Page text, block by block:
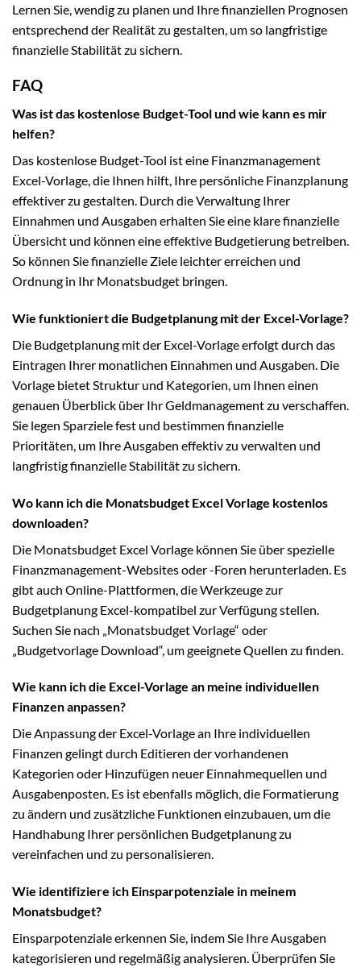
Lernen Sie, wendig zu planen und Ihre finanziellen Prognosen
entsprechend der Realität zu gestalten, um so langfristige
finanzielle Stabilität zu sichern.
FAQ
Was ist das kostenlose Budget-Tool und wie kann es mir
helfen?
Das kostenlose Budget-Tool ist eine Finanzmanagement
Excel-Vorlage, die Ihnen hilft, Ihre persönliche Finanzplanung
effektiver zu gestalten. Durch die Verwaltung Ihrer
Einnahmen und Ausgaben erhalten Sie eine klare finanzielle
Übersicht und können eine effektive Budgetierung betreiben.
So können Sie finanzielle Ziele leichter erreichen und
Ordnung in Ihr Monatsbudget bringen.
Wie funktioniert die Budgetplanung mit der Excel-Vorlage?
Die Budgetplanung mit der Excel-Vorlage erfolgt durch das
Eintragen Ihrer monatlichen Einnahmen und Ausgaben. Die
Vorlage bietet Struktur und Kategorien, um Ihnen einen
genauen Überblick über Ihr Geldmanagement zu verschaffen.
Sie legen Sparziele fest und bestimmen finanzielle
Prioritäten, um Ihre Ausgaben effektiv zu verwalten und
langfristig finanzielle Stabilität zu sichern.
Wo kann ich die Monatsbudget Excel Vorlage kostenlos
downloaden?
Die Monatsbudget Excel Vorlage können Sie über spezielle
Finanzmanagement-Websites oder -Foren herunterladen. Es
gibt auch Online-Plattformen, die Werkzeuge zur
Budgetplanung Excel-kompatibel zur Verfügung stellen.
Suchen Sie nach „Monatsbudget Vorlage“ oder
„Budgetvorlage Download“, um geeignete Quellen zu finden.
Wie kann ich die Excel-Vorlage an meine individuellen
Finanzen anpassen?
Die Anpassung der Excel-Vorlage an Ihre individuellen
Finanzen gelingt durch Editieren der vorhandenen
Kategorien oder Hinzufügen neuer Einnahmequellen und
Ausgabenposten. Es ist ebenfalls möglich, die Formatierung
zu ändern und zusätzliche Funktionen einzubauen, um die
Handhabung Ihrer persönlichen Budgetplanung zu
vereinfachen und zu personalisieren.
Wie identifiziere ich Einsparpotenziale in meinem
Monatsbudget?
Einsparpotenziale erkennen Sie, indem Sie Ihre Ausgaben
kategorisieren und regelmäßig analysieren. Überprüfen Sie